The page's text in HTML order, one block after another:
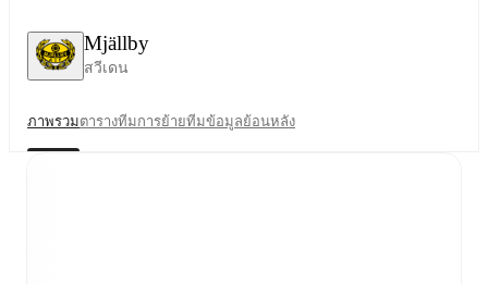
Mjällby
สวีเดน
ภาพรวมตารางทีมการย้ายทีมข้อมูลย้อนหลัง